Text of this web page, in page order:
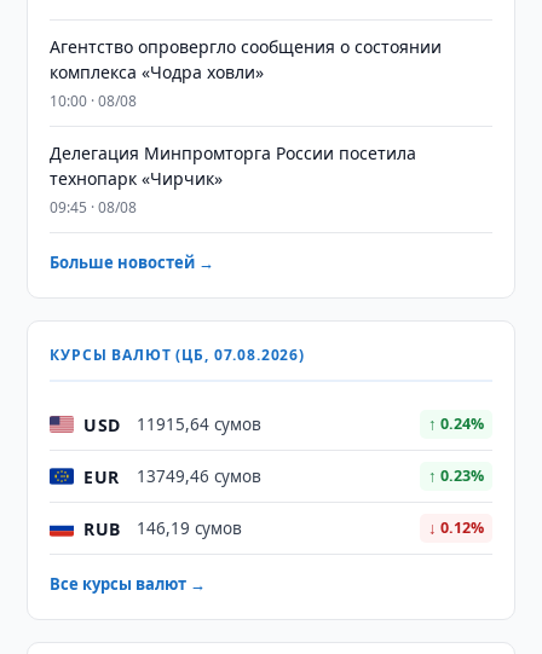
Агентство опровергло сообщения о состоянии
комплекса «Чодра ховли»
10:00 · 08/08
Делегация Минпромторга России посетила
технопарк «Чирчик»
09:45 · 08/08
Больше новостей →
КУРСЫ ВАЛЮТ (ЦБ, 07.08.2026)
USD 11915,64 сумов ↑ 0.24%
EUR 13749,46 сумов ↑ 0.23%
RUB 146,19 сумов ↓ 0.12%
Все курсы валют →